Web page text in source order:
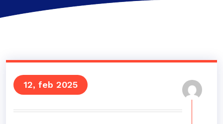
12, feb 2025